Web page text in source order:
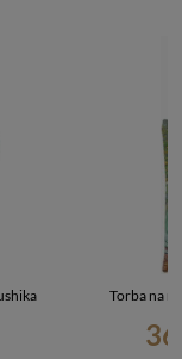
Torba na